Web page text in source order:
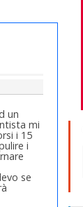
un
mi
i 15
i
se